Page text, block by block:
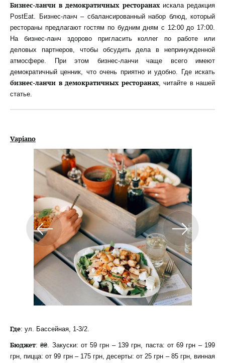
Бизнес-ланчи в демократичных ресторанах искала редакция
PostEat. Бизнес-ланч – сбалансированный набор блюд, который
рестораны предлагают гостям по будним дням с 12:00 до 17:00.
На бизнес-ланч здорово пригласить коллег по работе или
деловых партнеров, чтобы обсудить дела в непринужденной
атмосфере. При этом бизнес-ланчи чаще всего имеют
демократичный ценник, что очень приятно и удобно. Где искать
бизнес-ланчи в демократичных ресторанах, читайте в нашей
статье.
Vapiano
Где: ул. Бассейная, 1-3/2.
Бюджет: ₴₴. Закуски: от 59 грн – 139 грн, паста: от 69 грн – 199
грн, пицца: от 99 грн – 175 грн, десерты: от 25 грн – 85 грн, винная